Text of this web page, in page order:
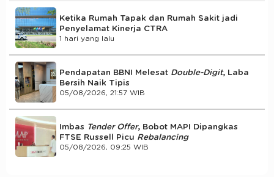
Ketika Rumah Tapak dan Rumah Sakit jadi
Penyelamat Kinerja CTRA
1 hari yang lalu
Pendapatan BBNI Melesat Double-Digit, Laba
Bersih Naik Tipis
05/08/2026, 21:57 WIB
Imbas Tender Offer, Bobot MAPI Dipangkas
FTSE Russell Picu Rebalancing
05/08/2026, 09:25 WIB